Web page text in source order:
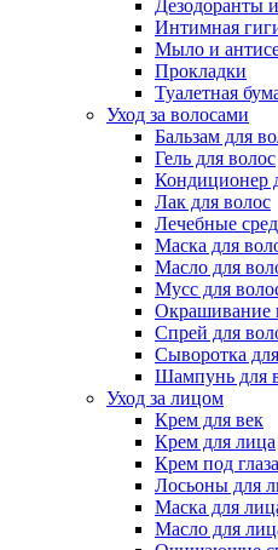
Дезодоранты
Интимная
Мыло и
Прокладки
Туалетная
Уход за волосами
Бальзам для
Гель для волос
Кондиционер
Лак для волос
Лечебные
Маска для
Масло для
Мусс для
Окрашивание
Спрей для
Сыворотка
Шампунь для
Уход за лицом
Крем для век
Крем для лица
Крем под глаза
Лосьоны для
Маска для
Масло для